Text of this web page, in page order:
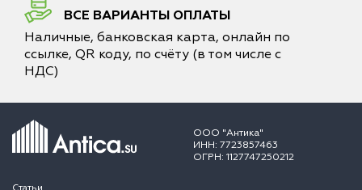
ВСЕ ВАРИАНТЫ ОПЛАТЫ
Наличные, банковская карта, онлайн по
ссылке, QR коду, по счёту (в том числе с
НДС)
ООО "Антика"
ИНН: 7723857463
ОГРН: 1127747250212